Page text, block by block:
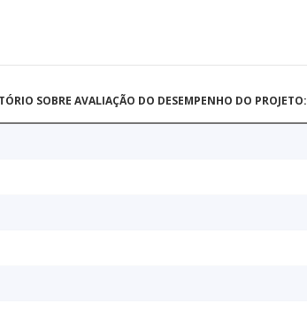
SOBRE AVALIAÇÃO DO DESEMPENHO DO PROJETO: